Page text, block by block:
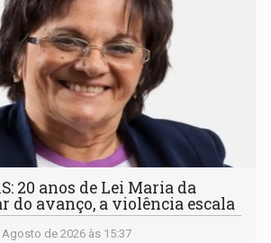
20 anos de Lei Maria da
do avanço, a violência escala
Agosto de 2026 às 15:37